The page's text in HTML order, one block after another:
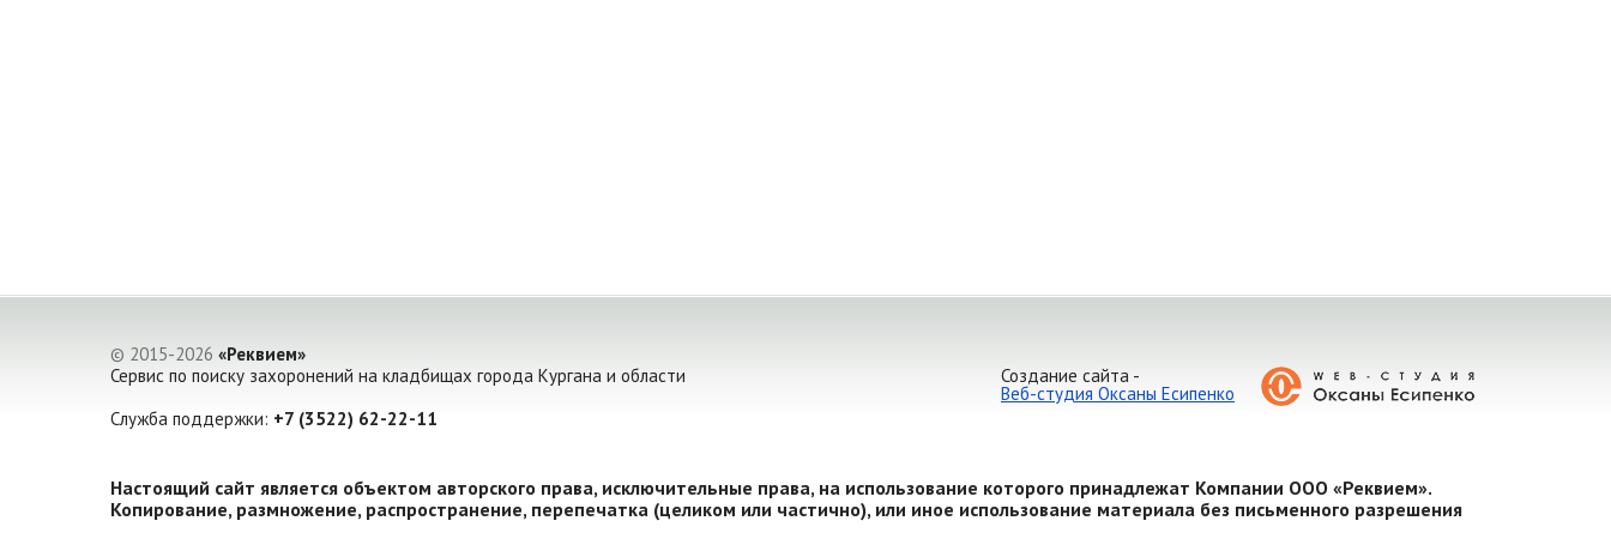
© 2015-2026 «Реквием»
Сервис по поиску захоронений на кладбищах города Кургана и области
Служба поддержки: +7 (3522) 62-22-11
Создание сайта -
Веб-студия Оксаны Есипенко
Настоящий сайт является объектом авторского права, исключительные права, на использование которого принадлежат Компании ООО «Реквием».
Копирование, размножение, распространение, перепечатка (целиком или частично), или иное использование материала без письменного разрешения